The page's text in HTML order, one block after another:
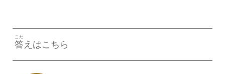
答
こた
えはこちら